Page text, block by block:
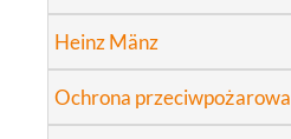
Heinz Mänz
Ochrona przeciwpożarowa